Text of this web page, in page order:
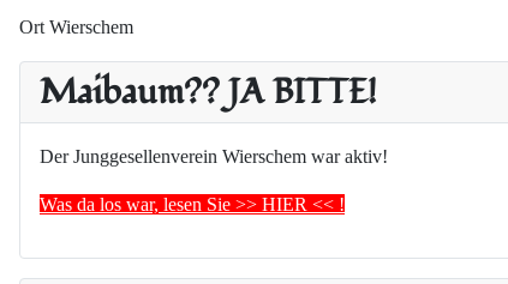
Maibaum?? JA BITTE!
Der Junggesellenverein Wierschem war aktiv!
Was da los war, lesen Sie >> HIER << !
Ort Wierschem